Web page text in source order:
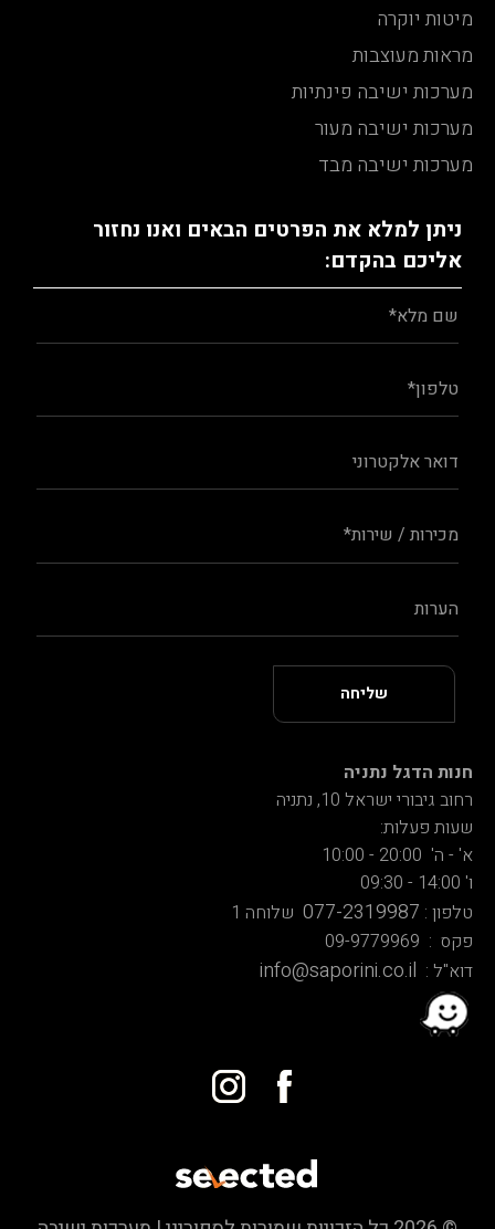
מיטות יוקרה
מראות מעוצבות
מערכות ישיבה פינתיות
מערכות ישיבה מעור
מערכות ישיבה מבד
ניתן למלא את הפרטים הבאים ואנו נחזור
אליכם בהקדם:
חנות הדגל נתניה
רחוב גיבורי ישראל 10, נתניה
שעות פעלות:
א' - ה' 20:00 - 10:00
ו' 14:00 - 09:30
טלפון : 077-2319987 שלוחה 1
פקס : 09-9779969
דוא"ל : info@saporini.co.il